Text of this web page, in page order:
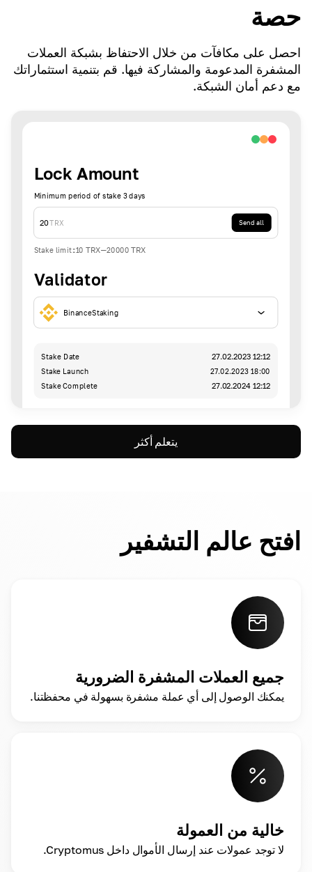
حصة
احصل على مكافآت من خلال الاحتفاظ بشبكة العملات
المشفرة المدعومة والمشاركة فيها. قم بتنمية استثماراتك
مع دعم أمان الشبكة.
Lock Amount
Minimum period of stake 3 days
20TRX Send all
Stake limit:10 TRX-20000 TRX
Validator
BinanceStaking
Stake Date 27.02.2023 12:12
Stake Launch
27.02.2023 18:00
Stake Complete
27.02.2024 12:12
يتعلم أكثر
افتح عالم التشفير
جميع العملات المشفرة الضرورية
يمكنك الوصول إلى أي عملة مشفرة بسهولة في محفظتنا.
خالية من العمولة
لا توجد عمولات عند إرسال الأموال داخل Cryptomus.